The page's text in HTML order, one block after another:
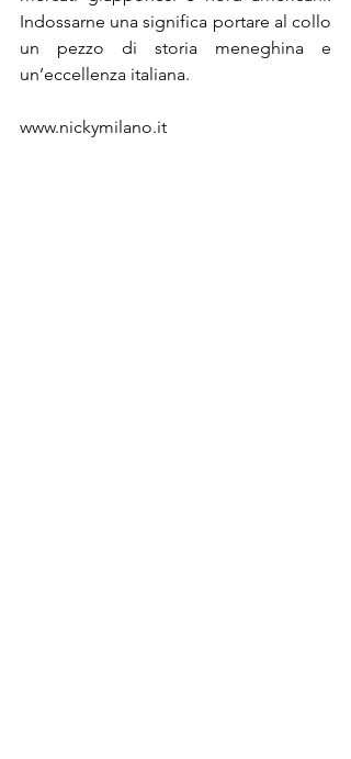
Indossarne una significa portare al collo
un pezzo di storia meneghina e
un’eccellenza italiana.
www.nickymilano.it